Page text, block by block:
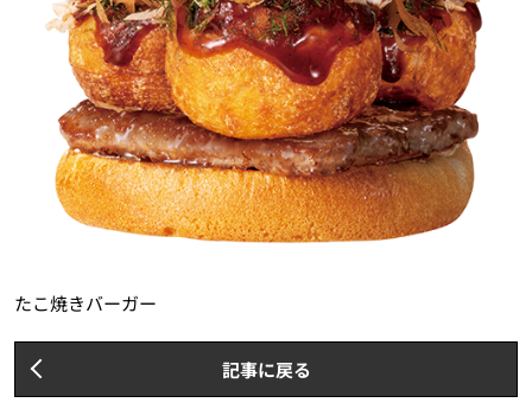
たこ焼きバーガー
記事に戻る